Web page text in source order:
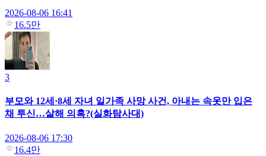
2026-08-06 16:41
16.5만
3
부모와 12세·8세 자녀 일가족 사망 사건, 아내는 속옷만 입은
채 투신…살해 의혹?(실화탐사대)
2026-08-06 17:30
16.4만